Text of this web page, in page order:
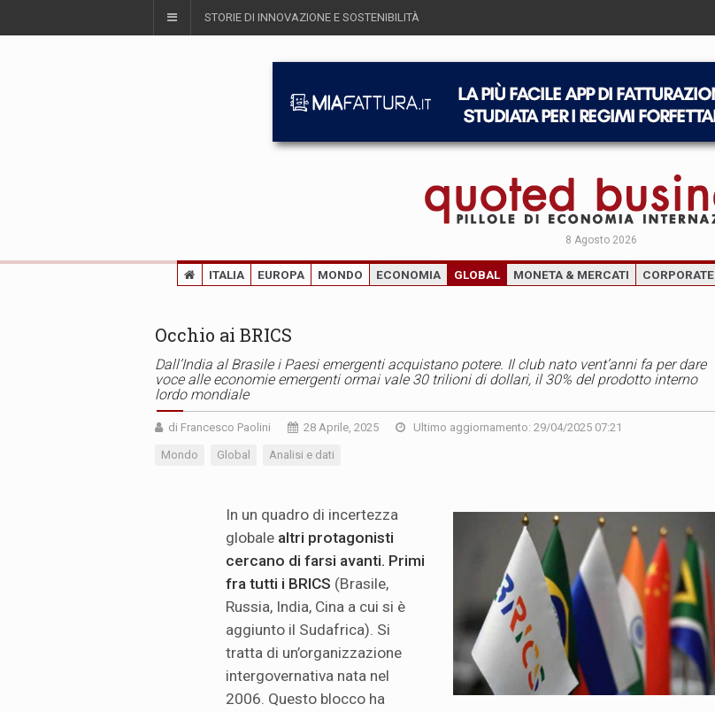
STORIE DI INNOVAZIONE E SOSTENIBILITÀ
8 Agosto 2026
ITALIA EUROPA MONDO ECONOMIA GLOBAL MONETA & MERCATI CORPORATE
Occhio ai BRICS
Dall’India al Brasile i Paesi emergenti acquistano potere. Il club nato vent’anni fa per dare
voce alle economie emergenti ormai vale 30 trilioni di dollari, il 30% del prodotto interno
lordo mondiale
di Francesco Paolini 28 Aprile, 2025 Ultimo aggiornamento: 29/04/2025 07:21
Mondo Global Analisi e dati
In un quadro di incertezza
globale altri protagonisti
cercano di farsi avanti. Primi
fra tutti i BRICS (Brasile,
Russia, India, Cina a cui si è
aggiunto il Sudafrica). Si
tratta di un’organizzazione
intergovernativa nata nel
2006. Questo blocco ha